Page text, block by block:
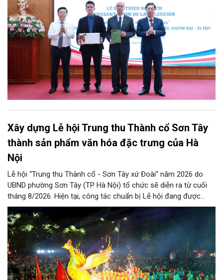
tập bằng tiếng Tây Ban Nha.
Xây dựng Lễ hội Trung thu Thành cổ Sơn Tây
thành sản phẩm văn hóa đặc trưng của Hà
Nội
Lễ hội “Trung thu Thành cổ - Sơn Tây xứ Đoài” năm 2026 do
UBND phường Sơn Tây (TP Hà Nội) tổ chức sẽ diễn ra từ cuối
tháng 8/2026. Hiện tại, công tác chuẩn bị Lễ hội đang được
chính quyền phường Sơn Tây cùng các phòng, ban, ngành, đơn
vị và 25 tổ dân phố khẩn trương triển khai, tạo khí thế sôi nổi,
sẵn sàng mang đến cho Nhân dân và du khách một mùa Trung
thu quy mô, đặc sắc và giàu bản sắc văn hóa xứ Đoài.